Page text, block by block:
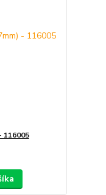
116005